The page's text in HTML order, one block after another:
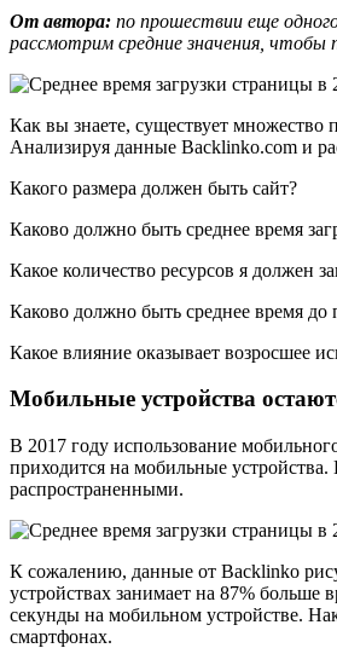
От автора: по прошествии еще
рассмотрим средние значения,
Как вы знаете, существует множество
Анализируя данные Backlinko.com и
Какого размера должен быть сайт?
Каково должно быть среднее время
Какое количество ресурсов я должен
Каково должно быть среднее время до
Какое влияние оказывает возросшее
Мобильные устройства
В 2017 году использование
приходится на мобильные
распространенными.
К сожалению, данные от Backlinko
устройствах занимает на 87% больше
секунды на мобильном устройстве.
смартфонах.